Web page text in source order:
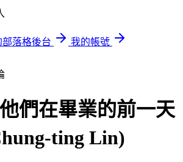
部落格後台
我的帳號
們在畢業的前一天
ting Lin)